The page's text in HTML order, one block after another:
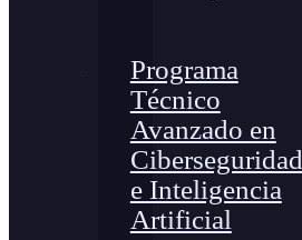
Programa
Técnico
Avanzado en
Ciberseguridad
e Inteligencia
Artificial